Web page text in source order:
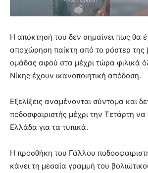
Η απόκτησή του δεν σημαίνει πως θα
αποχώρηση παίκτη από το ρόστερ της
ομάδας αφού στα μέχρι τώρα φιλικά
Νίκης έχουν ικανοποιητική απόδοση.
Εξελίξεις αναμένονται σύντομα και
ποδοσφαιριστής μέχρι την Τετάρτη να
Ελλάδα για τα τυπικά.
Η προσθήκη του Γάλλου
κάνει τη μεσαία γραμμή του